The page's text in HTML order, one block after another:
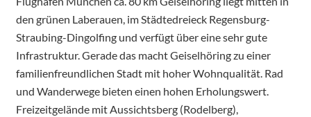
den grünen Laberauen, im Städtedreieck Regensburg-
Straubing-Dingolfing und verfügt über eine sehr gute
Infrastruktur. Gerade das macht Geiselhöring zu einer
familienfreundlichen Stadt mit hoher Wohnqualität. Rad
und Wanderwege bieten einen hohen Erholungswert.
Freizeitgelände mit Aussichtsberg (Rodelberg),